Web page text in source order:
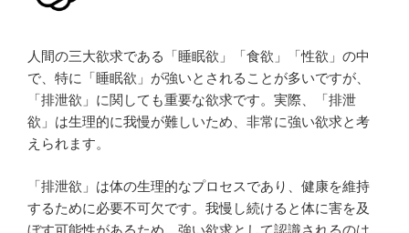
人間の三大欲求である「睡眠欲」「食欲」「性欲」の中
で、特に「睡眠欲」が強いとされることが多いですが、
「排泄欲」に関しても重要な欲求です。実際、「排泄
欲」は生理的に我慢が難しいため、非常に強い欲求と考
えられます。
「排泄欲」は体の生理的なプロセスであり、健康を維持
するために必要不可欠です。我慢し続けると体に害を及
ぼす可能性があるため、強い欲求として認識されるのは